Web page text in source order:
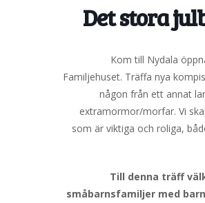
Det stora
Kom till Nydala
Familjehuset. Träffa nya
någon från ett annat
extramormor/morfar. Vi
som är viktiga och roliga,
Till denna träff
småbarnsfamiljer med